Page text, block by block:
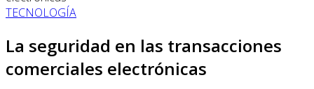
TECNOLOGÍA
La seguridad en las transacciones
comerciales electrónicas